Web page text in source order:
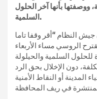
بأنها آخر الحلول
السلمية.
النظام “أقر وقفا تاما
الروسي مساء الأربعاء
السلمية والحيلولة
دون الإخلال بحق الرد
المدينة أو النقاط الأمنية